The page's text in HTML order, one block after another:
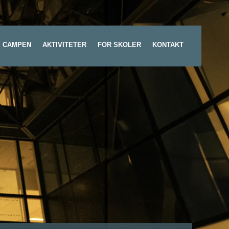
CAMPEN AKTIVITETER FOR SKOLER KONTAKT